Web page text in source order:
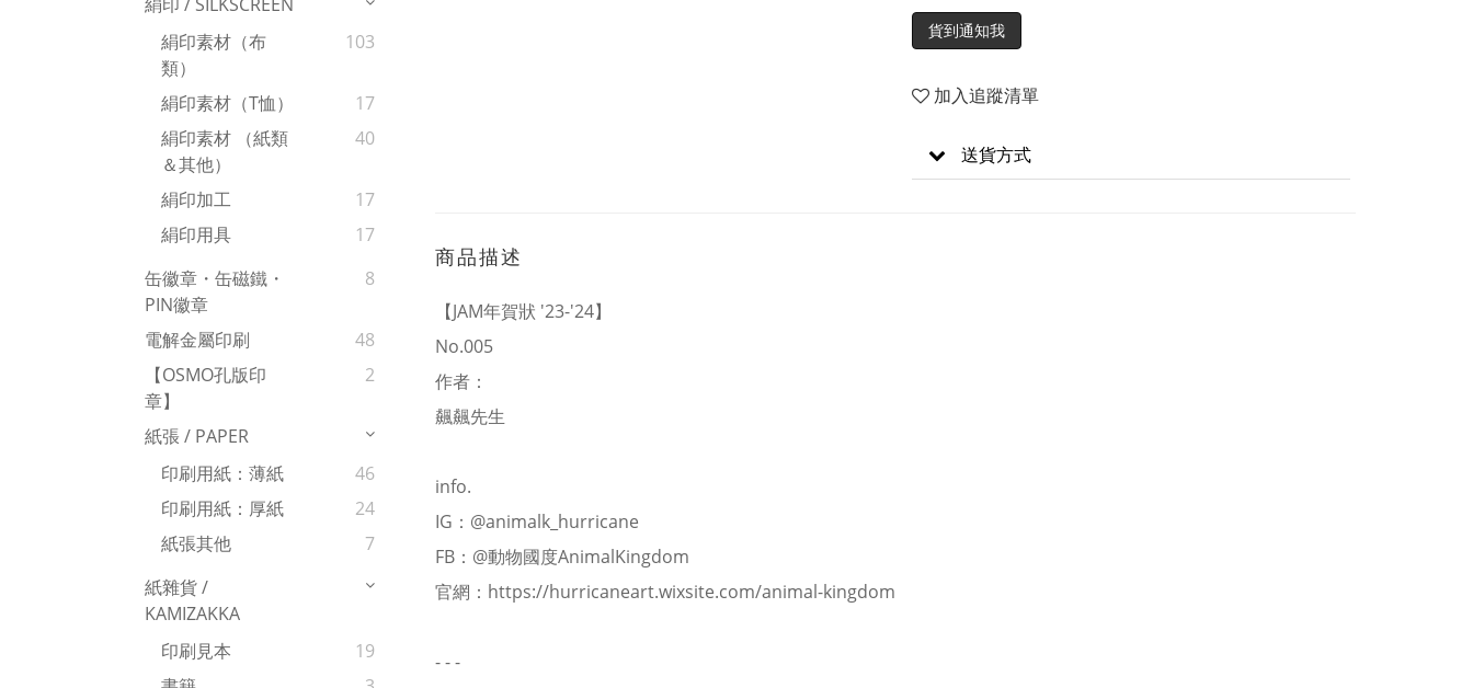
絹印素材（布
類）
103
絹印素材（T恤）
17
絹印素材 （紙類
＆其他）
40
絹印加工
17
絹印用具
17
缶徽章・缶磁鐵・
PIN徽章
8
電解金屬印刷
48
【OSMO孔版印
章】
2
紙張 / PAPER
印刷用紙：薄紙
46
印刷用紙：厚紙
24
紙張其他
7
紙雜貨 /
KAMIZAKKA
印刷見本
19
貨到通知我
加入追蹤清單
送貨方式
商品描述
【JAM年賀狀 '23-'24】
No.005
作者：
飆飆先生
info.
IG： @animalk_hurricane
FB： @動物國度AnimalKingdom
官網： https://hurricaneart.wixsite.com/animal-kingdom
- - -